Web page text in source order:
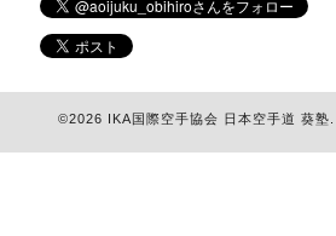
©2026 IKA国際空手協会 日本空手道 葵塾